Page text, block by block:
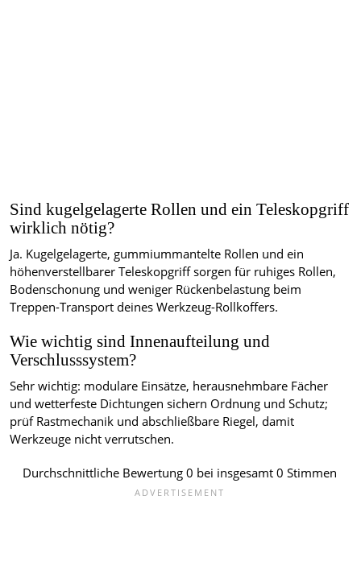
Sind kugelgelagerte Rollen und ein Teleskopgriff
wirklich nötig?
Ja. Kugelgelagerte, gummiummantelte Rollen und ein
höhenverstellbarer Teleskopgriff sorgen für ruhiges Rollen,
Bodenschonung und weniger Rückenbelastung beim
Treppen-Transport deines Werkzeug-Rollkoffers.
Wie wichtig sind Innenaufteilung und
Verschlusssystem?
Sehr wichtig: modulare Einsätze, herausnehmbare Fächer
und wetterfeste Dichtungen sichern Ordnung und Schutz;
prüf Rastmechanik und abschließbare Riegel, damit
Werkzeuge nicht verrutschen.
Durchschnittliche Bewertung0 bei insgesamt0 Stimmen